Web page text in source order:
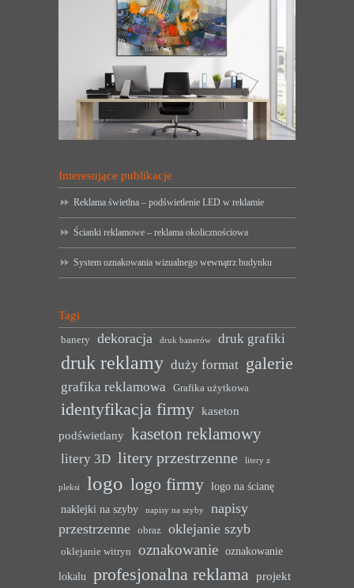
Interesujące publikacje
Reklama świetlna – podświetlenie LED w reklamie
Ścianki reklamowe – reklama okolicznościowa
System oznakowania wizualnego wewnątrz budynku
Tagi
banery dekoracja druk banerów druk grafiki
druk reklamy duży format galerie
grafika reklamowa Grafika użytkowa
identyfikacja firmy kaseton
podświetlany kaseton reklamowy
litery 3D litery przestrzenne litery z
pleksi logo logo firmy logo na ścianę
naklejki na szyby
napisy na szyby
napisy
przestrzenne
obraz oklejanie szyb
oklejanie witryn oznakowanie oznakowanie
lokalu profesjonalna reklama projekt